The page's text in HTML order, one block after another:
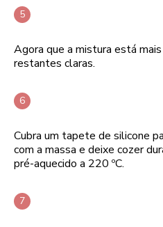
Agora que a mistura está
restantes claras.
Cubra um tapete de silicone
com a massa e deixe cozer
pré-aquecido a 220 ºC.